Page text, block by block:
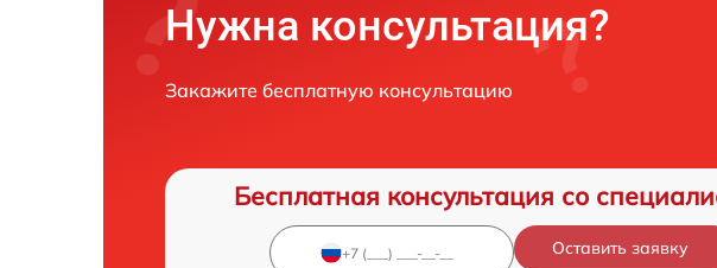
Нужна консультация?
Закажите бесплатную консультацию
Бесплатная консультация со
Оставить заявку